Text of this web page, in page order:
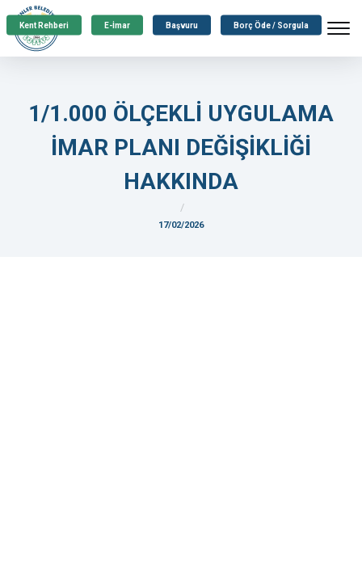
Kent Rehberi E-İmar Başvuru Borç Öde / Sorgula
1/1.000 ÖLÇEKLİ UYGULAMA
İMAR PLANI DEĞİŞİKLİĞİ
HAKKINDA
17/02/2026